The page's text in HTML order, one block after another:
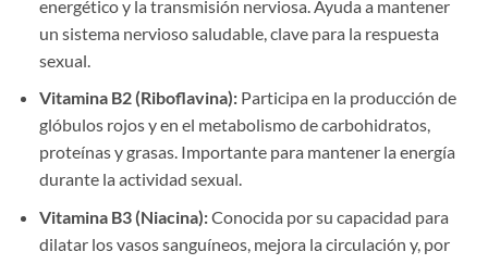
energético y la transmisión nerviosa. Ayuda a mantener
un sistema nervioso saludable, clave para la respuesta
sexual.
Vitamina B2 (Riboflavina):Participa en la producción de
glóbulos rojos y en el metabolismo de carbohidratos,
proteínas y grasas. Importante para mantener la energía
durante la actividad sexual.
Vitamina B3 (Niacina):Conocida por su capacidad para
dilatar los vasos sanguíneos, mejora la circulación y, por